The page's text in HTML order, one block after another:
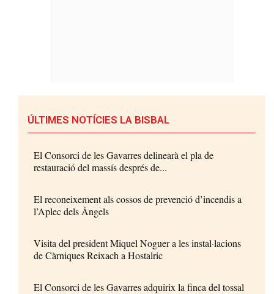
ÚLTIMES NOTÍCIES LA BISBAL
El Consorci de les Gavarres delinearà el pla de
restauració del massís després de...
El reconeixement als cossos de prevenció d’incendis a
l’Aplec dels Àngels
Visita del president Miquel Noguer a les instal·lacions
de Càrniques Reixach a Hostalric
El Consorci de les Gavarres adquirix la finca del tossal